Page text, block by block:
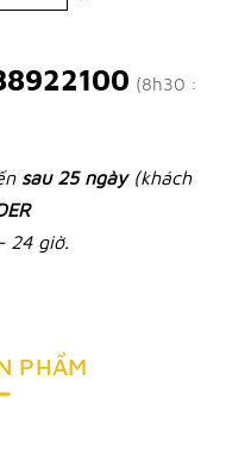
(8h30 :
sau 25 ngày (khách
24 giờ.
PHẨM